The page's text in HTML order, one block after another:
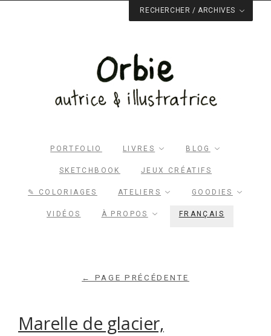
Archives du blog
RECHERCHER / ARCHIVES
PORTFOLIO LIVRES BLOG
SKETCHBOOK JEUX CRÉATIFS
✎ COLORIAGES ATELIERS GOODIES
VIDÉOS À PROPOS FRANÇAIS
← PAGE PRÉCÉDENTE
Marelle de glacier,